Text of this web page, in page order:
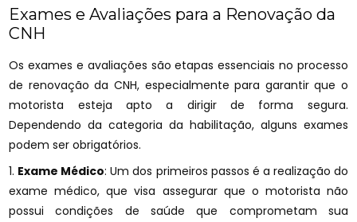
Exames e Avaliações para a Renovação da
CNH
Os exames e avaliações são etapas essenciais no processo
de renovação da CNH, especialmente para garantir que o
motorista esteja apto a dirigir de forma segura.
Dependendo da categoria da habilitação, alguns exames
podem ser obrigatórios.
1. Exame Médico: Um dos primeiros passos é a realização do
exame médico, que visa assegurar que o motorista não
possui condições de saúde que comprometam sua